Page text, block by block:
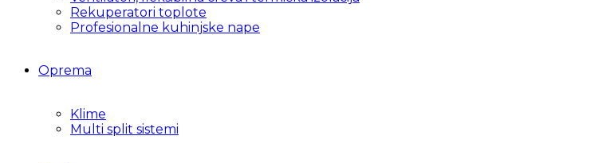
Rekuperatori toplote
Profesionalne kuhinjske nape
Oprema
Klime
Multi split sistemi